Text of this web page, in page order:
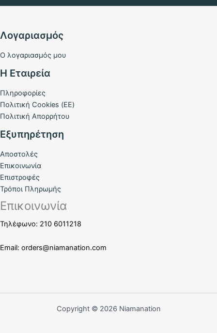
Λογαριασμός
Ο λογαριασμός μου
Η Εταιρεία
Πληροφορίες
Πολιτική Cookies (ΕΕ)
Πολιτική Απορρήτου
Εξυπηρέτηση
Αποστολές
Επικοινωνία
Επιστροφές
Τρόποι Πληρωμής
Επικοινωνία
Τηλέφωνο: 210 6011218
Email: orders@niamanation.com
Copyright © 2026 Niamanation